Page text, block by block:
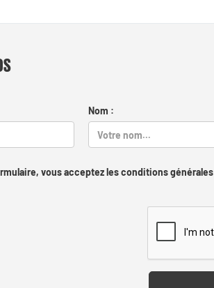
Nom :
vous acceptez les conditions générales